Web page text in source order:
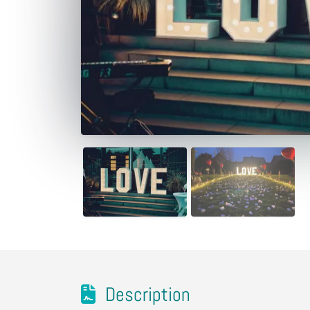
Description